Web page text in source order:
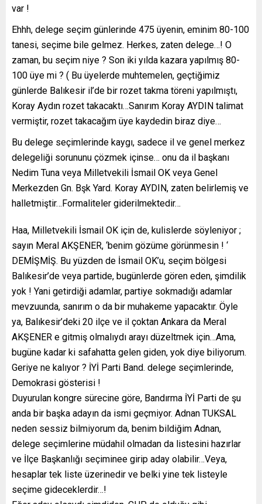
var !
Ehhh, delege seçim günlerinde 475 üyenin, eminim 80-100
tanesi, seçime bile gelmez. Herkes, zaten delege…! O
zaman, bu seçim niye ? Son iki yılda kazara yapılmış 80-
100 üye mi ? ( Bu üyelerde muhtemelen, geçtiğimiz
günlerde Balıkesir il’de bir rozet takma töreni yapılmıştı,
Koray Aydın rozet takacaktı…Sanırım Koray AYDIN talimat
vermiştir, rozet takacağım üye kaydedin biraz diye…
Bu delege seçimlerinde kaygı, sadece il ve genel merkez
delegeliği sorununu çözmek içinse… onu da il başkanı
Nedim Tuna veya Milletvekili İsmail OK veya Genel
Merkezden Gn. Bşk Yard. Koray AYDIN, zaten belirlemiş ve
halletmiştir…Formaliteler giderilmektedir…
Haa, Milletvekili İsmail OK için de, kulislerde söyleniyor ;
sayın Meral AKŞENER, ‘benim gözüme görünmesin ! ‘
DEMİŞMİŞ. Bu yüzden de İsmail OK’u, seçim bölgesi
Balıkesir’de veya partide, bugünlerde gören eden, şimdilik
yok ! Yani getirdiği adamlar, partiye sokmadığı adamlar
mevzuunda, sanırım o da bir muhakeme yapacaktır. Öyle
ya, Balıkesir’deki 20 ilçe ve il çoktan Ankara da Meral
AKŞENER e gitmiş olmalıydı arayı düzeltmek için…Ama,
bugüne kadar ki safahatta gelen giden, yok diye biliyorum.
Geriye ne kalıyor ? İYİ Parti Band. delege seçimlerinde,
Demokrasi gösterisi !
Duyurulan kongre sürecine göre, Bandırma İYİ Parti de şu
anda bir başka adayın da ismi geçmiyor. Adnan TUKSAL
neden sessiz bilmiyorum da, benim bildiğim Adnan,
delege seçimlerine müdahil olmadan da listesini hazırlar
ve İlçe Başkanlığı seçiminee girip aday olabilir…Veya,
hesaplar tek liste üzerinedir ve belki yine tek listeyle
seçime gideceklerdir…!